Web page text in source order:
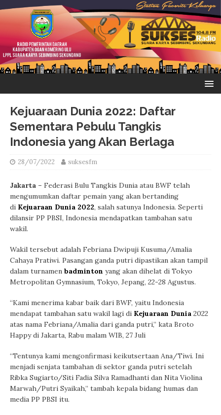
Kejuaraan Dunia 2022: Daftar
Sementara Pebulu Tangkis
Indonesia yang Akan Berlaga
28/07/2022 suksesfm
Jakarta – Federasi Bulu Tangkis Dunia atau BWF telah
mengumumkan daftar pemain yang akan bertanding
di Kejuaraan Dunia 2022, salah satunya Indonesia. Seperti
dilansir PP PBSI, Indonesia mendapatkan tambahan satu
wakil.
Wakil tersebut adalah Febriana Dwipuji Kusuma/Amalia
Cahaya Pratiwi. Pasangan ganda putri dipastikan akan tampil
dalam turnamen badminton yang akan dihelat di Tokyo
Metropolitan Gymnasium, Tokyo, Jepang, 22-28 Agustus.
“Kami menerima kabar baik dari BWF, yaitu Indonesia
mendapat tambahan satu wakil lagi di Kejuaraan Dunia 2022
atas nama Febriana/Amalia dari ganda putri,” kata Broto
Happy di Jakarta, Rabu malam WIB, 27 Juli
“Tentunya kami mengonfirmasi keikutsertaan Ana/Tiwi. Ini
menjadi senjata tambahan di sektor ganda putri setelah
Ribka Sugiarto/Siti Fadia Silva Ramadhanti dan Nita Violina
Marwah/Putri Syaikah,” tambah kepala bidang humas dan
media PP PBSI itu.